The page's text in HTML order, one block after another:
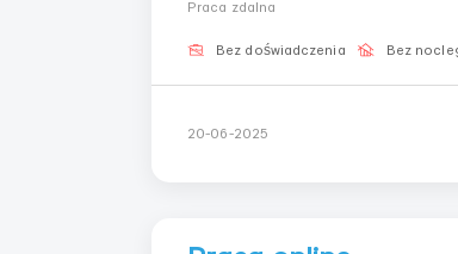
Praca zdalna
Bez doświadczenia Bez
20-06-2025